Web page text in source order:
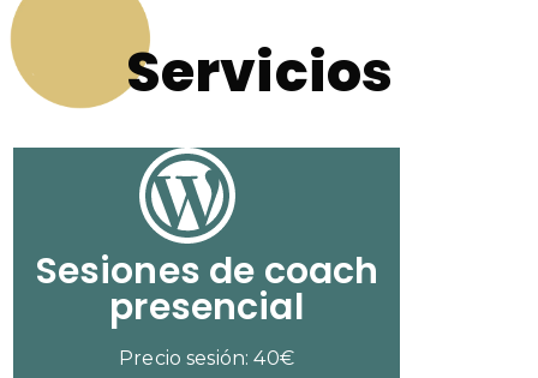
Servicios
Sesiones de coach
presencial
Precio sesión: 40€